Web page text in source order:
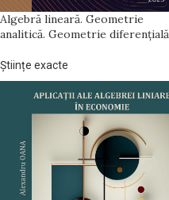
Algebră lineară. Geometrie
analitică. Geometrie diferențială
Științe exacte